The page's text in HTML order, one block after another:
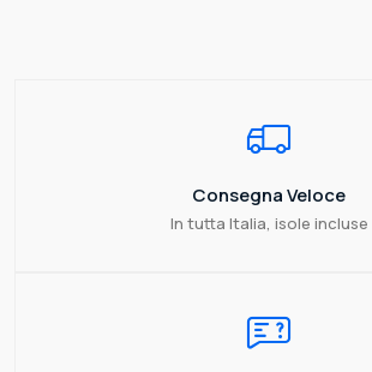
Consegna Veloce
In tutta Italia, isole incluse